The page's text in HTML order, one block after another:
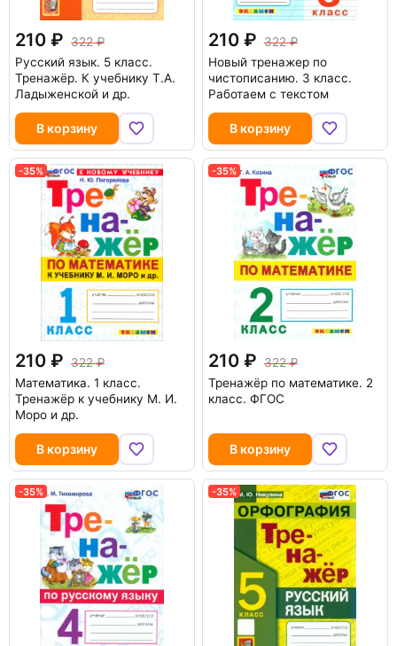
210
322
Русский язык. 5 класс.
Тренажёр. К учебнику Т.А.
Ладыженской и др.
В корзину
210
322
Новый тренажер по
чистописанию. 3 класс.
Работаем с текстом
В корзину
-35%
210
322
Математика. 1 класс.
Тренажёр к учебнику М. И.
Моро и др.
В корзину
-35%
210
322
Тренажёр по математике. 2
класс. ФГОС
В корзину
-35% -35%